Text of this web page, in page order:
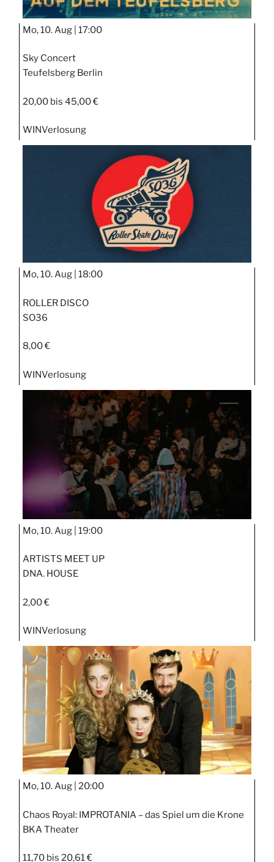
Mo, 10. Aug | 17:00
Sky Concert
Teufelsberg Berlin
20,00 bis 45,00 €
WINVerlosung
Mo, 10. Aug | 18:00
ROLLER DISCO
SO36
8,00 €
WINVerlosung
Mo, 10. Aug | 19:00
ARTISTS MEET UP
DNA. HOUSE
2,00 €
WINVerlosung
Mo, 10. Aug | 20:00
Chaos Royal: IMPROTANIA – das Spiel um die Krone
BKA Theater
11,70 bis 20,61 €